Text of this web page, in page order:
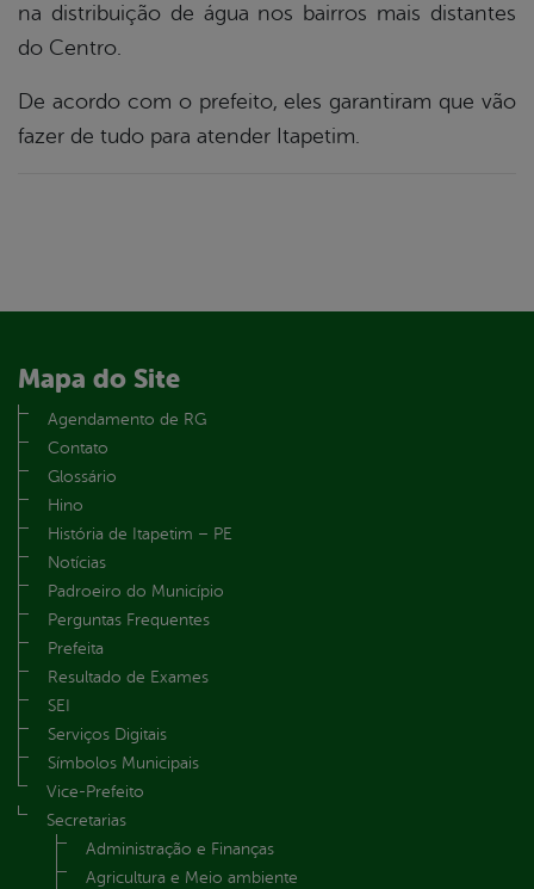
na distribuição de água nos bairros mais distantes
do Centro.
De acordo com o prefeito, eles garantiram que vão
fazer de tudo para atender Itapetim.
Mapa do Site
Agendamento de RG
Contato
Glossário
Hino
História de Itapetim – PE
Notícias
Padroeiro do Município
Perguntas Frequentes
Prefeita
Resultado de Exames
SEI
Serviços Digitais
Símbolos Municipais
Vice-Prefeito
Secretarias
Administração e Finanças
Agricultura e Meio ambiente